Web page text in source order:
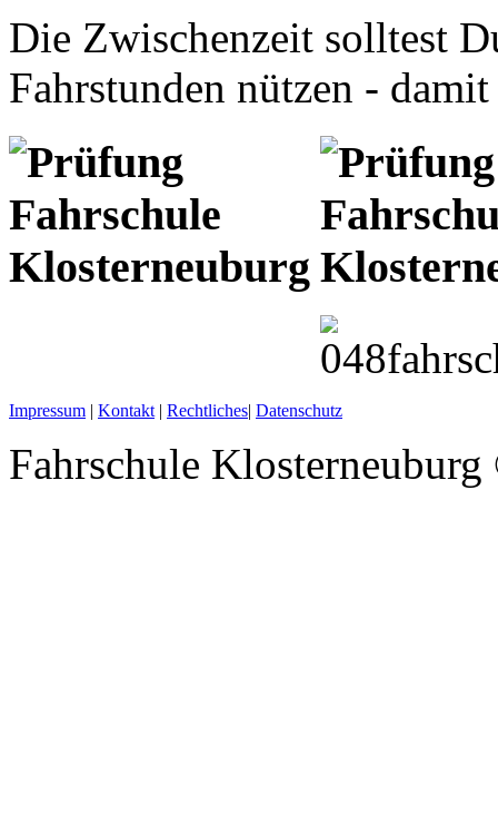
Die Zwischenzeit solltest
Fahrstunden nützen -
Impressum | Kontakt | Rechtliches| Datenschutz
Fahrschule